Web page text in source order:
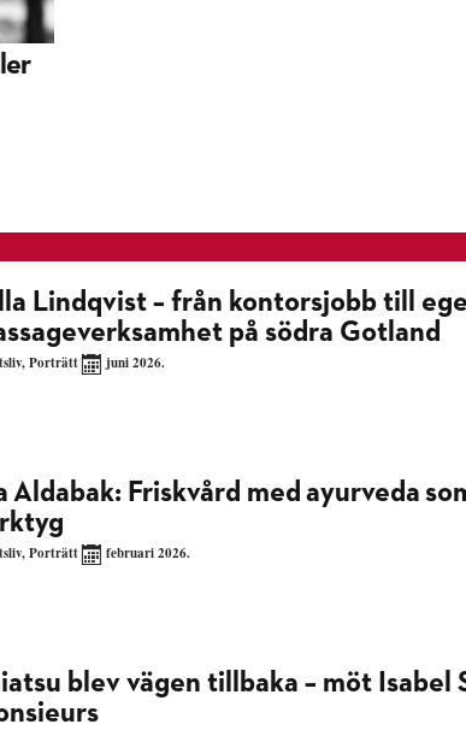
Lindqvist – från kontorsjobb till
på södra Gotland
,Porträtt juni 2026.
Aldabak: Friskvård med ayurveda
,Porträtt februari 2026.
blev vägen tillbaka – möt Isabel